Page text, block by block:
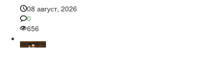
08 август, 2026
0
656